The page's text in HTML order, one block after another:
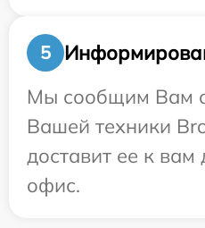
5
Мы сообщим Вам о
Вашей техники
доставит ее к
офис.